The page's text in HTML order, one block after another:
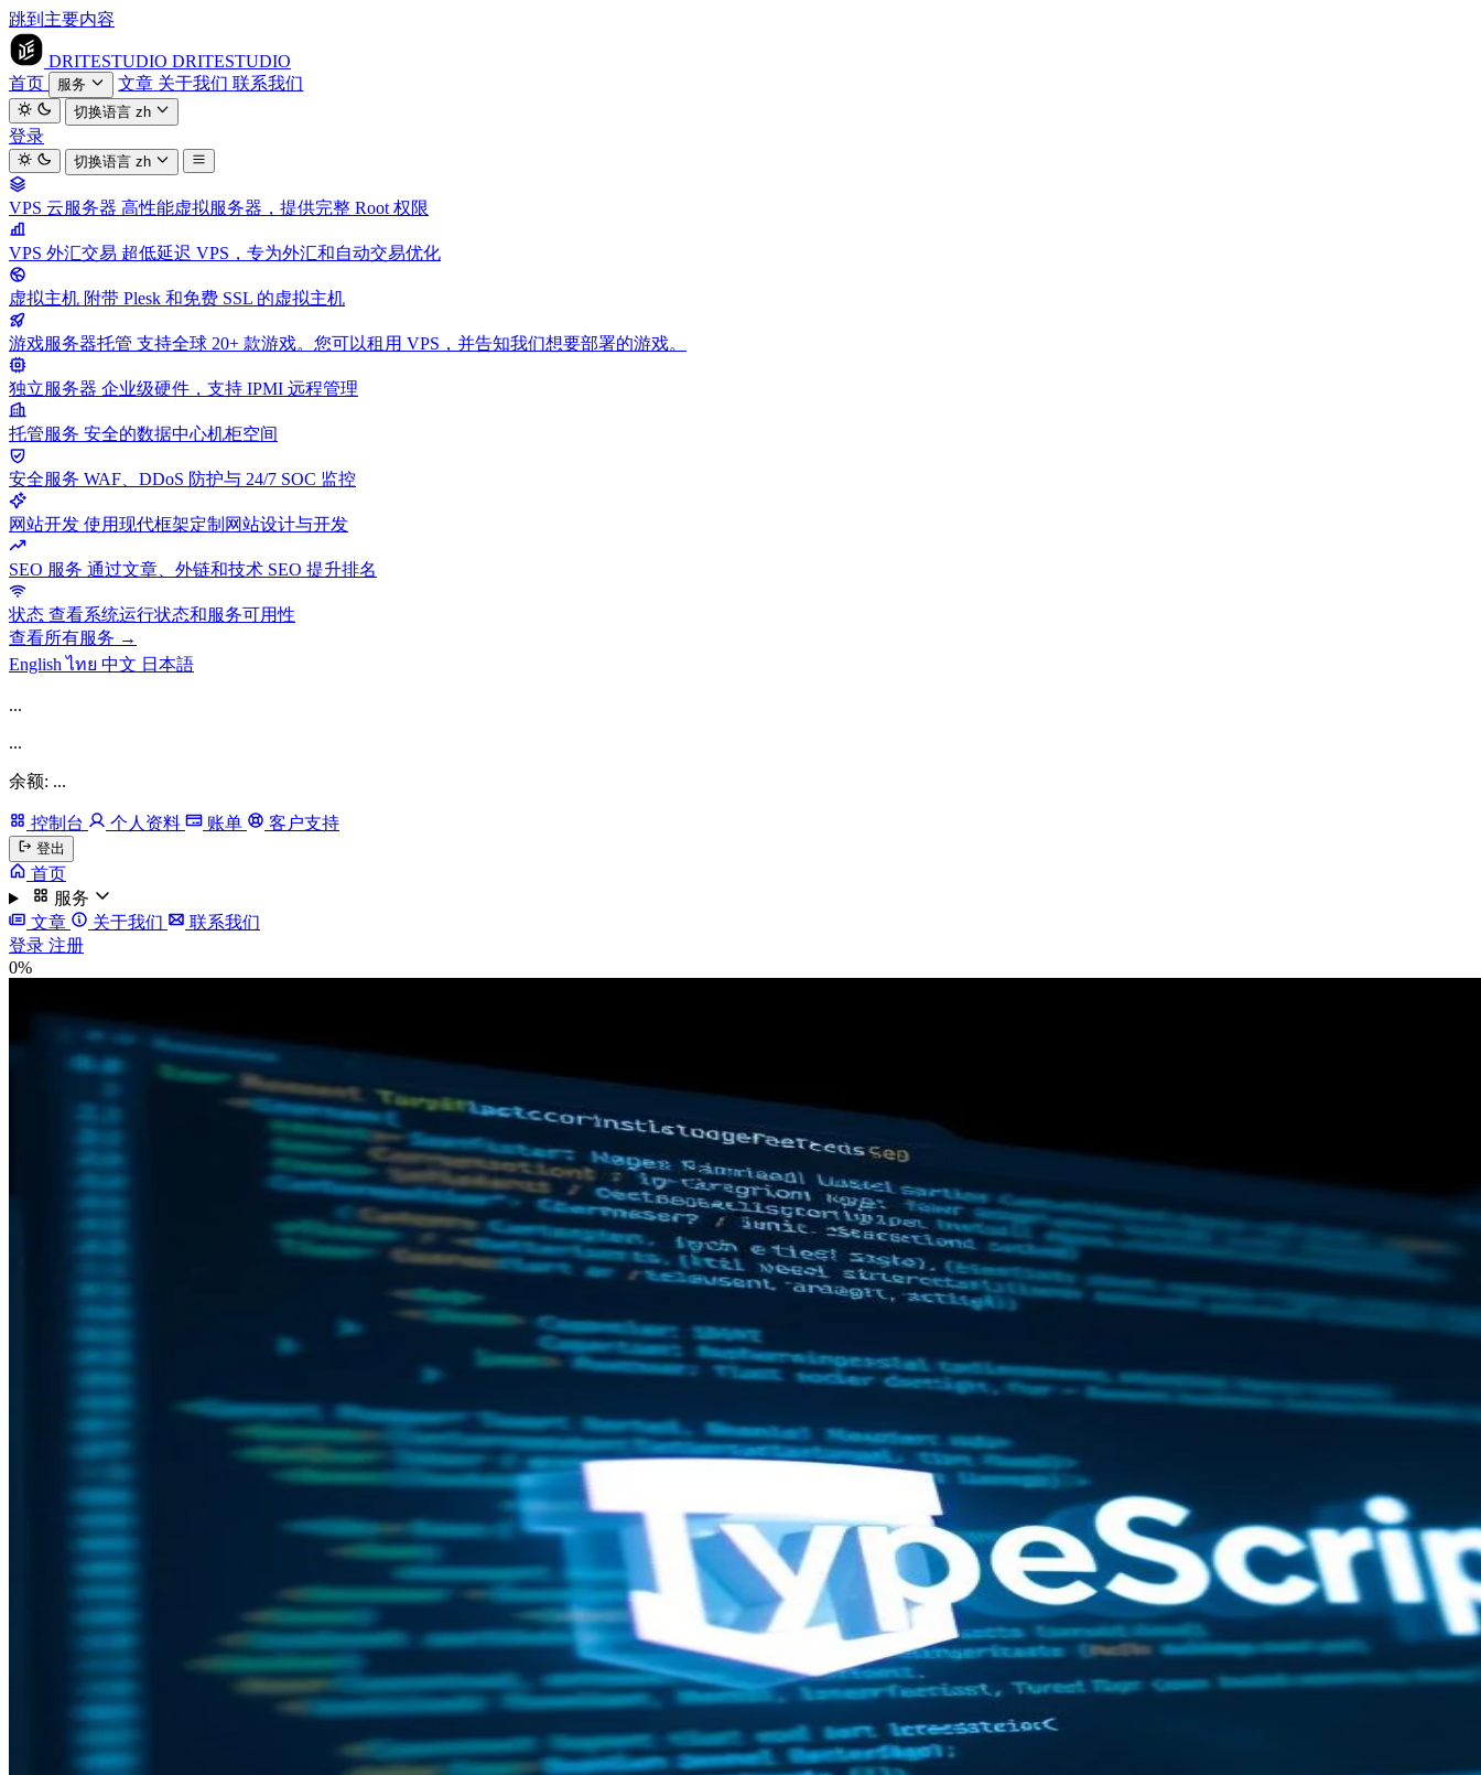
跳到主要内容
DRITESTUDIO DRITESTUDIO
首页
服务 文章 关于我们 联系我们
切换语言zh
登录
切换语言zh
VPS 云服务器 高性能虚拟服务器，提供完整 Root 权限
VPS 外汇交易 超低延迟 VPS，专为外汇和自动交易优化
虚拟主机 附带 Plesk 和免费 SSL 的虚拟主机
游戏服务器托管 支持全球 20+ 款游戏。您可以租用 VPS，并告知我们想要部署的游戏。
独立服务器 企业级硬件，支持 IPMI 远程管理
托管服务 安全的数据中心机柜空间
安全服务 WAF、DDoS 防护与 24/7 SOC 监控
网站开发 使用现代框架定制网站设计与开发
SEO 服务 通过文章、外链和技术 SEO 提升排名
状态 查看系统运行状态和服务可用性
查看所有服务 →
Englishไทย 中文 日本語
...
...
余额: ...
控制台 个人资料 账单 客户支持
登出
首页
服务
文章
关于我们
联系我们
登录 注册
0%